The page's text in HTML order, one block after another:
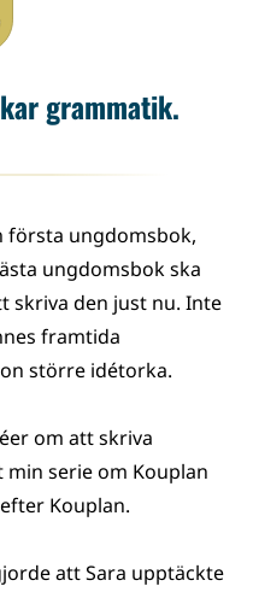
grammatik.
första ungdomsbok,
ungdomsbok ska
skriva den just nu. Inte
framtida
större idétorka.
om att skriva
min serie om Kouplan
Kouplan.
att Sara upptäckte